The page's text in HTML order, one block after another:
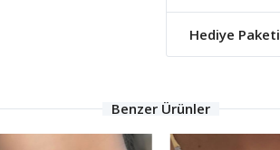
Hediye Paketi
Benzer Ürünler